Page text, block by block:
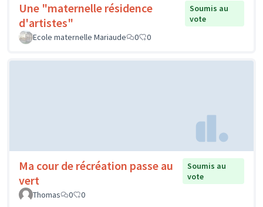
Une "maternelle résidence
d'artistes"
Soumis au
vote
Ecole maternelle Mariaude
0 0
Ma cour de récréation passe au
vert
Soumis au
vote
Thomas
0 0